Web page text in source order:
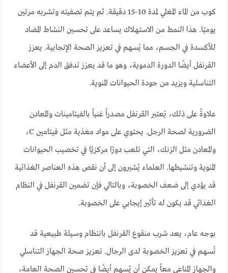
كوب من الماء المغلي لمدة 10-15 دقيقة. ثم يتم تصفيته وتشربه مرتين
يوميًا. هذا النمط من الاستهلاك يساعد على تحسين النشاط المضاد
للأكسدة في الجسم، مما يُسهم في تعزيز الصحة الإنجابية. يعزز
القرنفل أيضًا الدورة الدموية، وهو ما قد يعزز تدفق الدم إلى الأعضاء
التناسلية ويزيد من جودة الحيوانات المنوية.
علاوةً على ذلك، يُعتبر القرنفل مصدراً غنياً بالفيتامينات والمعادن
الضرورية لصحة الرجل. يحتوي على مواد مغذية مثل فيتامين C،
والمعادن مثل الزنك، التي تلعب دورًا مركزيًا في تخصيب الحيوانات
المنوية وتنشيطها. العلماء يُشيرون إلى أن نقص هذه العناصر الغذائية
قد يؤدي إلى ضعف الخصوبة، وبالتالي فإن تضمين القرنفل في النظام
الغذائي قد يكون له تأثير إيجابي على الخصوبة.
بوجه عام، يعد شرب منقوع القرنفل بانتظام وسيلة طبيعية قد
تُسهم في تعزيز الخصوبة لدى الرجال. تعزيز صحة الجهاز التناسلي
والجهاز المناعي معاً يمكن أن يُسهم أيضًا في تحسين الصحة العامة،